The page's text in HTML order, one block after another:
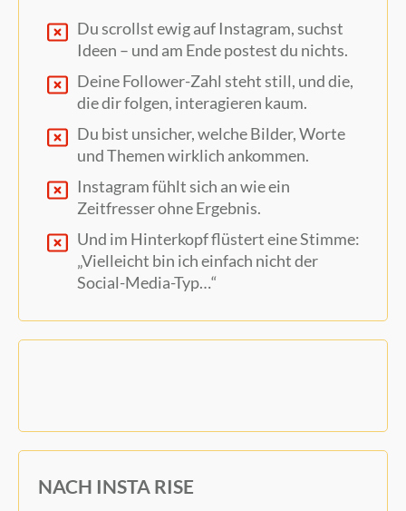
Du scrollst ewig auf Instagram, suchst
Ideen – und am Ende postest du nichts.
Deine Follower-Zahl steht still, und die,
die dir folgen, interagieren kaum.
Du bist unsicher, welche Bilder, Worte
und Themen wirklich ankommen.
Instagram fühlt sich an wie ein
Zeitfresser ohne Ergebnis.
Und im Hinterkopf flüstert eine Stimme:
„Vielleicht bin ich einfach nicht der
Social-Media-Typ…“
NACH INSTA RISE